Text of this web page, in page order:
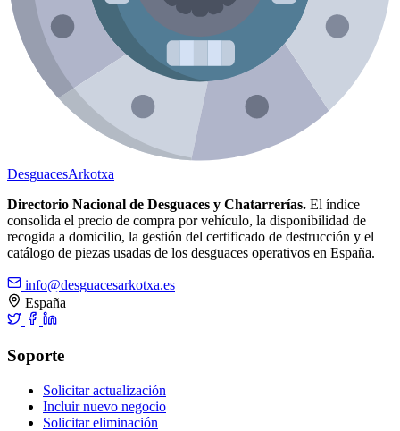
DesguacesArkotxa
Directorio Nacional de Desguaces y Chatarrerías. El índice
consolida el precio de compra por vehículo, la disponibilidad de
recogida a domicilio, la gestión del certificado de destrucción y el
catálogo de piezas usadas de los desguaces operativos en España.
info@desguacesarkotxa.es
España
Soporte
Solicitar actualización
Incluir nuevo negocio
Solicitar eliminación